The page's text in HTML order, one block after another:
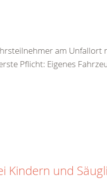
am Unfallort
Pflicht: Eigenes
Kindern und